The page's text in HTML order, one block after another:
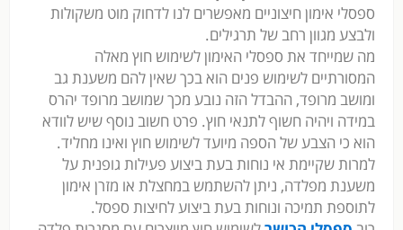
ספסלי אימון חיצוניים מאפשרים לנו לדחוק מוט משקולות
ולבצע מגוון רחב של תרגילים.
מה שמייחד את ספסלי האימון לשימוש חוץ מאלה
המסורתיים לשימוש פנים הוא בכך שאין להם משענת גב
ומושב מרופד, ההבדל הזה נובע מכך שמושב מרופד יהרס
במידה ויהיה חשוף לתנאי חוץ. פרט חשוב נוסף שיש לוודא
הוא כי הצבע של הספה מיועד לשימוש חוץ ואינו מחליד.
למרות שקיימת אי נוחות בעת ביצוע פעילות גופנית על
משענת מפלדה, ניתן להשתמש במחצלת או מזרן אימון
לתוספת תמיכה ונוחות בעת ביצוע לחיצות ספסל.